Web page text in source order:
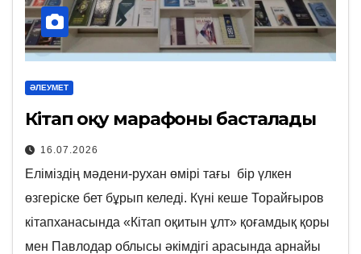
ӘЛЕУМЕТ
Кітап оқу марафоны басталады
16.07.2026
Еліміздің мәдени-рухан өмірі тағы бір үлкен
өзгеріске бет бұрып келеді. Күні кеше Торайғыров
кітапханасында «Кітап оқитын ұлт» қоғамдық қоры
мен Павлодар облысы әкімдігі арасында арнайы